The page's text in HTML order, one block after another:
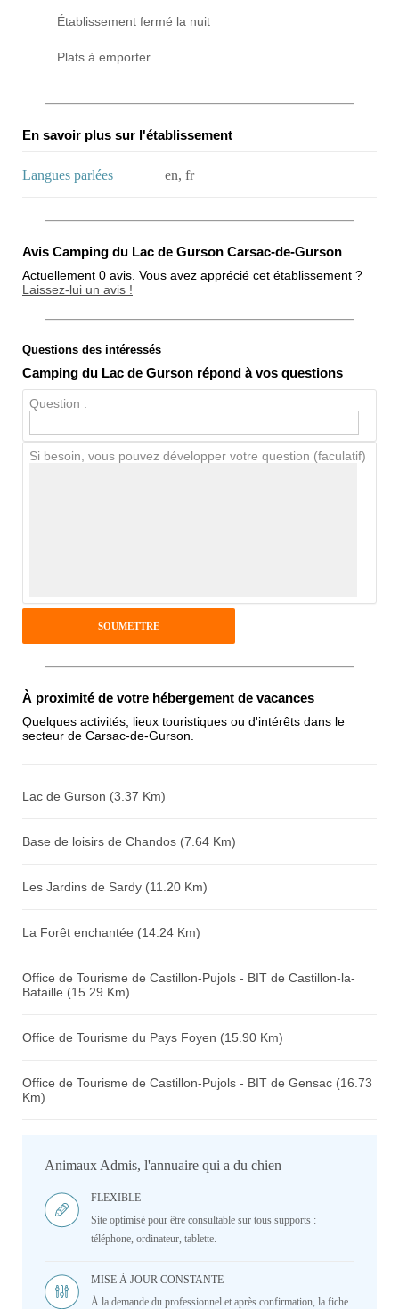
Établissement fermé la nuit
Plats à emporter
En savoir plus sur l'établissement
Langues parlées en, fr
Avis Camping du Lac de Gurson Carsac-de-Gurson
Actuellement 0 avis. Vous avez apprécié cet établissement ?
Laissez-lui un avis !
Note globale
Propreté
Antispam - Combien font 7x4 (en
chiffres) :
Questions des intéressés
Camping du Lac de Gurson répond à vos questions
Question :
Si besoin, vous pouvez développer votre question (faculatif)
À proximité de votre hébergement de vacances
Quelques activités, lieux touristiques ou d'intérêts dans le
secteur de Carsac-de-Gurson.
Lac de Gurson (3.37 Km)
Base de loisirs de Chandos (7.64 Km)
Les Jardins de Sardy (11.20 Km)
La Forêt enchantée (14.24 Km)
Office de Tourisme de Castillon-Pujols - BIT de Castillon-la-
Bataille (15.29 Km)
Office de Tourisme du Pays Foyen (15.90 Km)
Office de Tourisme de Castillon-Pujols - BIT de Gensac (16.73
Km)
Animaux Admis, l'annuaire qui a du chien
FLEXIBLE
Site optimisé pour être consultable sur tous supports :
téléphone, ordinateur, tablette.
MISE À JOUR CONSTANTE
À la demande du professionnel et après confirmation, la fiche